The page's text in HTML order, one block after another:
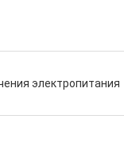
электропитания